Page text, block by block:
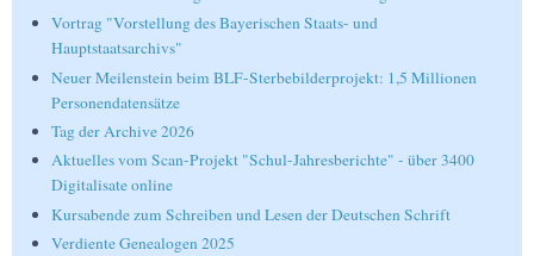
Vortrag "Vorstellung des Bayerischen Staats- und
Hauptstaatsarchivs"
Neuer Meilenstein beim BLF-Sterbebilderprojekt: 1,5 Millionen
Personendatensätze
Tag der Archive 2026
Aktuelles vom Scan-Projekt "Schul-Jahresberichte" - über 3400
Digitalisate online
Kursabende zum Schreiben und Lesen der Deutschen Schrift
Verdiente Genealogen 2025